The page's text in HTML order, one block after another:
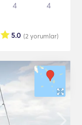
4 4
(2 yorumlar)
5.0